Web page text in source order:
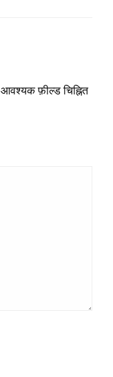
आवश्यक फ़ील्ड चिह्नित